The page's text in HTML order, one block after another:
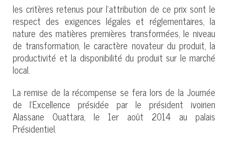
les critères retenus pour l’attribution de ce prix sont le
respect des exigences légales et réglementaires, la
nature des matières premières transformées, le niveau
de transformation, le caractère novateur du produit, la
productivité et la disponibilité du produit sur le marché
local.
La remise de la récompense se fera lors de la Journée
de l’Excellence présidée par le président ivoirien
Alassane Ouattara, le 1er août 2014 au palais
Présidentiel.